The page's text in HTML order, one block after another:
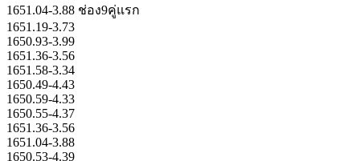
1651.04-3.88 ช่อง9คู่แรก
1651.19-3.73
1650.93-3.99
1651.36-3.56
1651.58-3.34
1650.49-4.43
1650.59-4.33
1650.55-4.37
1651.36-3.56
1651.04-3.88
1650.53-4.39